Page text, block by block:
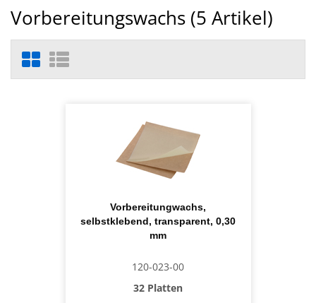
Vorbereitungswachs (5 Artikel)
Vorbereitungwachs,
selbstklebend, transparent, 0,30
mm
120-023-00
32 Platten